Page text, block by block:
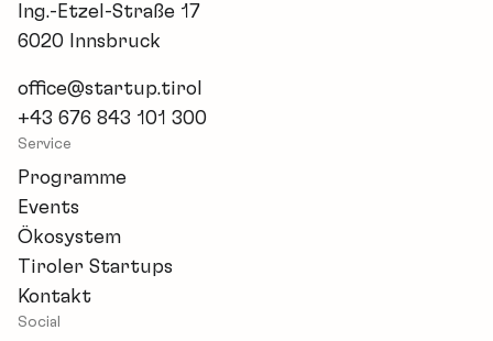
Ing.-Etzel-Straße 17
6020 Innsbruck
office@startup.tirol
+43 676 843 101 300
Service
Programme
Events
Ökosystem
Tiroler Startups
Kontakt
Social